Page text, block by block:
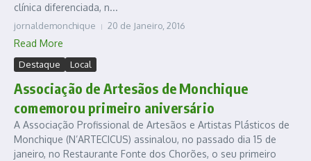
clínica diferenciada, n...
jornaldemonchique 20 de Janeiro, 2016
Read More
Destaque Local
Associação de Artesãos de Monchique
comemorou primeiro aniversário
A Associação Profissional de Artesãos e Artistas Plásticos de
Monchique (N’ARTECICUS) assinalou, no passado dia 15 de
janeiro, no Restaurante Fonte dos Chorões, o seu primeiro